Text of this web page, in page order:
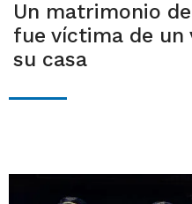
Un matrimonio
fue víctima de un
su casa